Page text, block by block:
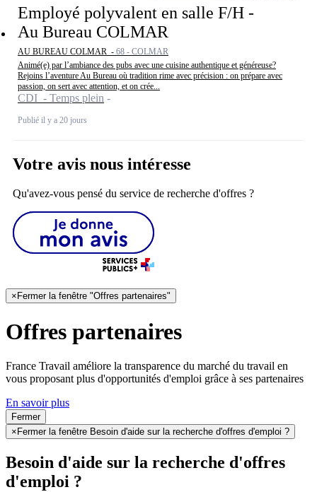
Employé polyvalent en salle F/H -
Au Bureau COLMAR
AU BUREAU COLMAR - 68 - COLMAR
Animé(e) par l’ambiance des pubs avec une cuisine authentique et généreuse?
Rejoins l’aventure Au Bureau où tradition rime avec précision : on prépare avec
passion, on sert avec attention, et on crée...
CDI - Temps plein
Publié il y a 20 jours
Votre avis nous intéresse
Qu'avez-vous pensé du service de recherche d'offres ?
× Fermer la fenêtre "Offres partenaires"
Offres partenaires
France Travail améliore la transparence du marché du travail en
vous proposant plus d'opportunités d'emploi grâce à ses partenaires
En savoir plus
Fermer
× Fermer la fenêtre Besoin d'aide sur la recherche d'offres d'emploi ?
Besoin d'aide sur la recherche d'offres
d'emploi ?